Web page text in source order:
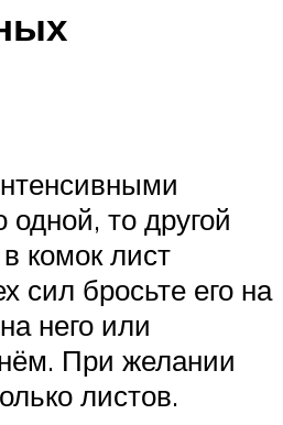
то другой
комок лист
сил бросьте его на
него или
При желании
листов.